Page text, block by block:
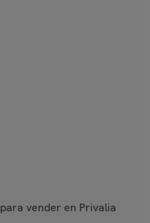
vender en Privalia